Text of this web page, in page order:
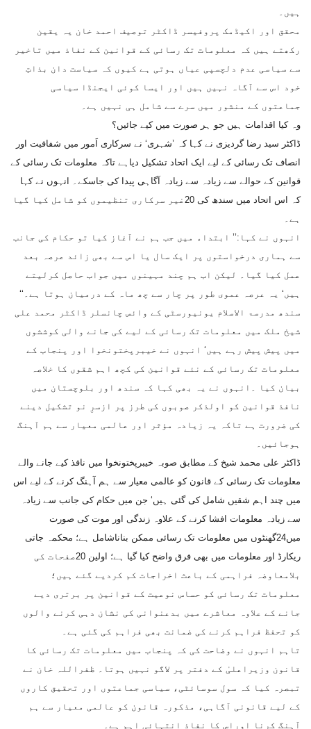
ہیں۔
محقق اور اکیڈمک پروفیسر ڈاکٹر توصیف احمد خان یہ یقین
رکھتے ہیں کہ معلومات تک رسائی کے قوانین کے نفاذ میں تاخیر
سے سیاسی عدم دلچسپی عیاں ہوتی ہے کیوں کہ سیاست دان بذاتِ
خود اس سے آگاہ نہیں ہیں اور ایسا کوئی ایجنڈا سیاسی
جماعتوں کے منشور میں سرے سے شامل ہی نہیں ہے۔
وہ کیا اقدامات ہیں جو ہر صورت میں کیے جائیں؟
ڈاکٹر سید رضا گردیزی نے کہا کہ ’شہری‘ نے سرکاری اَمور میں شفافیت اور
انصاف تک رسائی کے لیے ایک اتحاد تشکیل دیاہے تاکہ معلومات تک رسائی کے
قوانین کے حوالے سے زیادہ سے زیادہ آگاہی پیدا کی جاسکے۔ انہوں نے کہا
کہ اس اتحاد میں سندھ کی 20غیر سرکاری تنظیموں کو شامل کیا گیا
ہے۔
انہوں نے کہا:’’ ابتداء میں جب ہم نے آغاز کیا تو حکام کی جانب
سے ہماری درخواستوں پر ایک سال یا اس سے بھی زائد عرصہ بعد
عمل کیا گیا۔ لیکن اب ہم چند مہینوں میں جواب حاصل کرلیتے
ہیں‘ یہ عرصہ عموی طور پر چار سے چھ ماہ کے درمیان ہوتا ہے۔‘‘
سندھ مدرسۃ الاسلام یونیورسٹی کے وائس چانسلر ڈاکٹر محمد علی
شیخ ملک میں معلومات تک رسائی کے لیے کی جانے والی کوششوں
میں پیش پیش رہے ہیں‘ انہوں نے خیبرپختونخوا اور پنجاب کے
معلومات تک رسائی کے نئے قوانین کی کچھ اہم شقوں کا خلاصہ
بیان کیا ۔انہوں نے یہ بھی کہا کہ سندھ اور بلوچستان میں
نافذ قوانین کو اولذکر صوبوں کی طرز پر ازسرِ نو تشکیل دینے
کی ضرورت ہے تاکہ یہ زیادہ مؤثر اور عالمی معیار سے ہم آہنگ
ہوجائیں۔
ڈاکٹر علی محمد شیخ کے مطابق صوبہ خیبرپختونخوا میں نافذ کیے جانے والے
معلومات تک رسائی کے قانون کو عالمی معیار سے ہم آہنگ کرنے کے لیے اس
میں چند اہم شقیں شامل کی گئی ہیں‘ جن میں حکام کی جانب سے زیادہ
سے زیادہ معلومات افشا کرنے کے علاوہ زندگی اور موت کی صورت
میں24گھنٹوں میں معلومات تک رسائی ممکن بناناشامل ہے؛ محکمہ جاتی
ریکارڈ اور معلومات میں بھی فرق واضح کیا گیا ہے؛ اولین 20صفحات کی
بلامعاوضہ فراہمی کے باعث اخراجات کم کردیے گئے ہیں؛
معلومات تک رسائی کو حساس نوعیت کے قوانین پر برتری دیے
جانے کے علاوہ معاشرے میں بدعنوانی کی نشان دہی کرنے والوں
کو تحفظ فراہم کرنے کی ضمانت بھی فراہم کی گئی ہے۔
تاہم انہوں نے وضاحت کی کہ پنجاب میں معلومات تک رسائی کا
قانون وزیراعلیٰ کے دفتر پر لاگو نہیں ہوتا۔ ظفراللہ خان نے
تبصرہ کیا کہ سول سوسائٹی، سیاسی جماعتوں اور تحقیق کاروں
کے لیے قانونی آگاہی، مذکورہ قانون کو عالمی معیار سے ہم
آہنگ کرنا اوراس کا نفاذ انتہائی اہم ہے۔